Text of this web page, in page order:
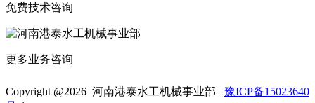
免费技术咨询
更多业务咨询
Copyright @2026 河南港泰水工机械事业部 豫ICP备15023640